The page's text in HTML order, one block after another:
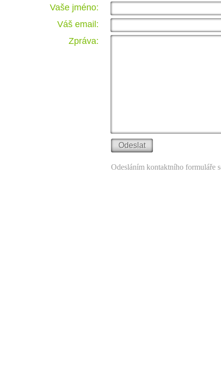
Vaše jméno:
Váš email:
Zpráva:
Odesláním kontaktního formuláře